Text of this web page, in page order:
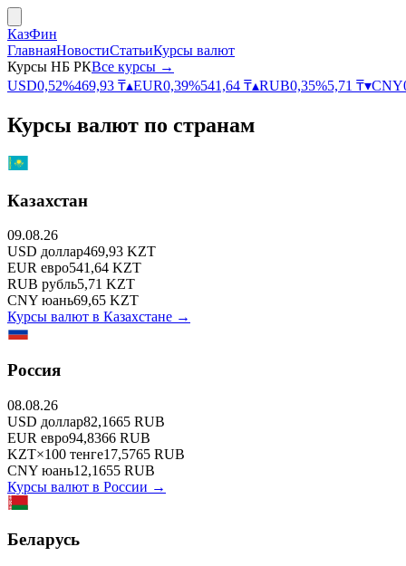
КазФин
ГлавнаяНовостиСтатьиКурсы валют
Курсы НБ РКВсе курсы →
USD0,52%469,93 ₸▴EUR0,39%541,64 ₸▴RUB0,35%5,71 ₸▾CNY
Курсы валют по странам
Казахстан
09.08.26
USD доллар469,93 KZT
EUR евро541,64 KZT
RUB рубль5,71 KZT
CNY юань69,65 KZT
Курсы валют в Казахстане →
Россия
08.08.26
USD доллар82,1665 RUB
EUR евро94,8366 RUB
KZT×100 тенге17,5765 RUB
CNY юань12,1655 RUB
Курсы валют в России →
Беларусь